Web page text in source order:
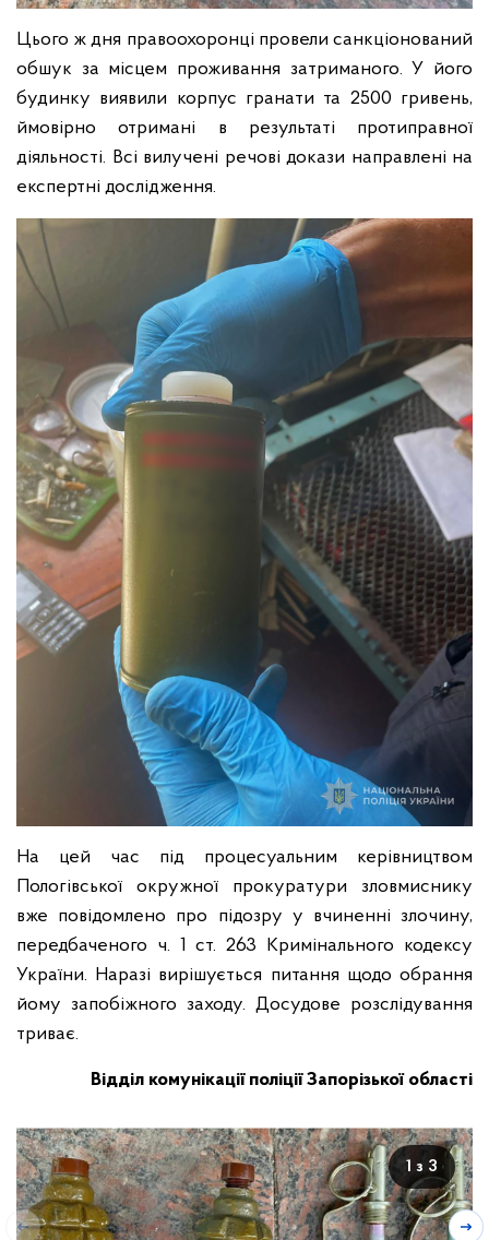
Цього ж дня правоохоронці провели санкціонований
обшук за місцем проживання затриманого. У його
будинку виявили корпус гранати та 2500 гривень,
ймовірно отримані в результаті протиправної
діяльності. Всі вилучені речові докази направлені на
експертні дослідження.
На цей час під процесуальним керівництвом
Пологівської окружної прокуратури зловмиснику
вже повідомлено про підозру у вчиненні злочину,
передбаченого ч. 1 ст. 263 Кримінального кодексу
України. Наразі вирішується питання щодо обрання
йому запобіжного заходу. Досудове розслідування
триває.
Відділ комунікації поліції Запорізької області
1 з 3